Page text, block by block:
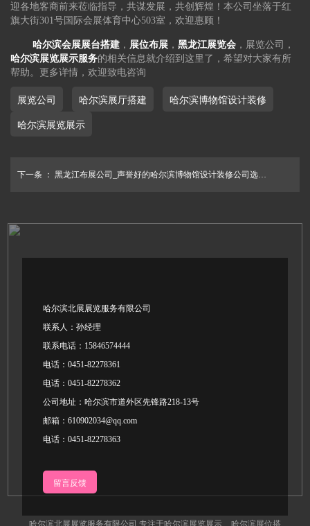
迎各地客商前来莅临指导，共谋发展，共创辉煌！本公司坐落于红
旗大街301号国际会展体育中心503室，欢迎惠顾！
哈尔滨会展展台搭建 ， 展位布展 ，黑龙江展览会 ，展览公司，
哈尔滨展览展示服务的相关信息就介绍到这里了，希望对大家有所
帮助。更多详情，欢迎致电咨询
展览公司 哈尔滨展厅搭建
哈尔滨博物馆设计装修
哈尔滨展览展示
下一条 ： 黑龙江布展公司_声誉好的哈尔滨博物馆设计装修公司选哈尔滨北展
哈尔滨北展展览服务有限公司
联系人：孙经理
联系电话：15846574444
电话：0451-82278361
电话：0451-82278362
公司地址：哈尔滨市道外区先锋路218-13号
邮箱：610902034@qq.com
电话：0451-82278363
留言反馈
哈尔滨北展展览服务有限公司,专注于哈尔滨展览展示 哈尔滨展位搭